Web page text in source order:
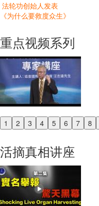
法轮功创始人发表
《为什么要救度众生》
重点视频系列
1 2 3 4 5 6 7 8
Previous
活摘真相讲座